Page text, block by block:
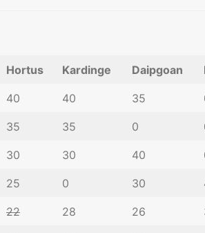
Hortus Kardinge Daipgoan
40 40 35
35 35 0
30 30 40
25 0 30
22 28 26